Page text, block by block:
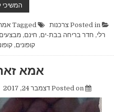
המשיכי
Posted in צרכנות Tagged
רלי, חדר בריחה בבת-ים, חינם, מבצעים
קופונים,
אמא
Posted on דצמבר 24, 2017